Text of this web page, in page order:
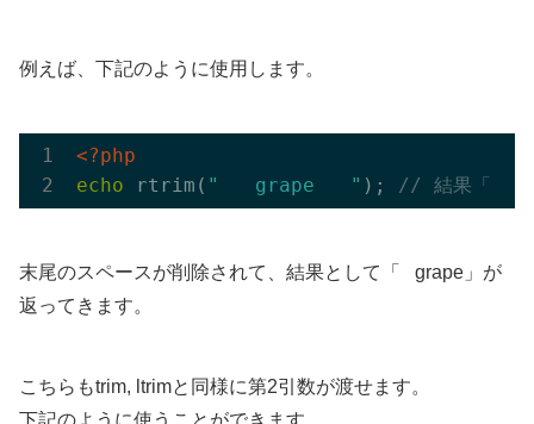
例えば、下記のように使用します。
<?php
echo rtrim( "   grape   " ); // 結果「
末尾のスペースが削除されて、結果として「 grape」が
返ってきます。
こちらもtrim, ltrimと同様に第2引数が渡せます。
下記のように使うことができます。